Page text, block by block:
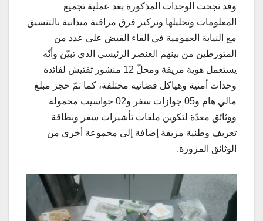
وقد نجحت الوحدات المذكورة بعد عملية تجميع
المعلومات وتحليلها وتركيز فرق مراقبة ميدانية بالتنسيق
مع النيابة العمومية في القاء القبض على عدد من
المتورطين من بينهم العنصر الرئيسي الذي تبيّن وأنّه
يستعمل هوية مزيفة ومحلّ 12 منشور تفتيش لفائدة
وحدات أمنية وهياكل قضائية مختلفة، كما تمّ حجز مبلغ
مالي هام و05 جوازات سفر و02 حواسيب محمولة
ووثائق معدّة لتكوين ملفات تأشيرات سفر وبطاقة
تعريف وطنية مزيفة إضافة إلى مجموعة أخرى من
الوثائق المزورة.